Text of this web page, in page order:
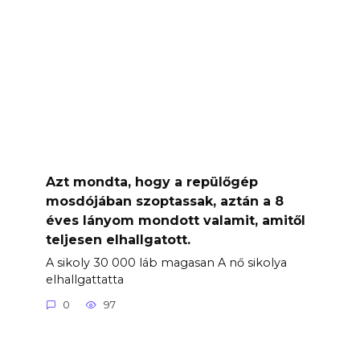
Azt mondta, hogy a repülőgép
mosdójában szoptassak, aztán a 8
éves lányom mondott valamit, amitől
teljesen elhallgatott.
A sikoly 30 000 láb magasan A nő sikolya
elhallgattatta
0 97